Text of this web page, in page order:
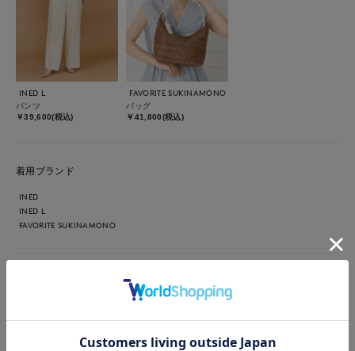
INED L
パンツ
￥39,600(税込)
FAVORITE SUKINAMONO
バッグ
￥41,800(税込)
着用ブランド
INED
INED L
FAVORITE SUKINAMONO
【着用サイズ】全て9号 【着用カラー】カーディガン:ブルー
パンツ:アイボリー 発色がキレイなブルーカーディガン。沢山の
ボタンと袖口のスリット、裾の太めリブで１枚着としても映える
デザイン。凸凹の表面感で涼しく、夏場に快適な素材です。 パ